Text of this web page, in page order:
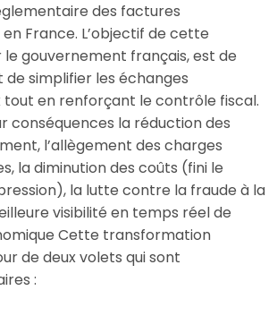
des factures
France. L’objectif de cette
gouvernement français, est de
simplifier les échanges
en renforçant le contrôle fiscal.
conséquences la réduction des
l’allègement des charges
la diminution des coûts (fini le
la lutte contre la fraude à la
visibilité en temps réel de
Cette transformation
de deux volets qui sont
: